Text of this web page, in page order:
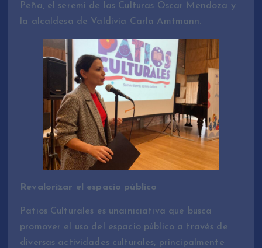
Peña, el seremi de las Culturas Oscar Mendoza y
la alcaldesa de Valdivia Carla Amtmann.
Revalorizar el espacio público
Patios Culturales es unainiciativa que busca
promover el uso del espacio público a través de
diversas actividades culturales, principalmente